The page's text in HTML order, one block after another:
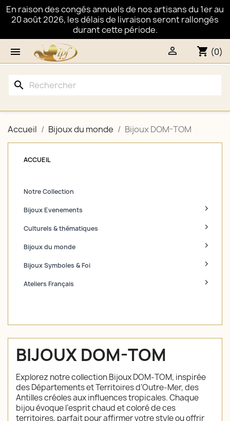
En raison des congés annuels de nos artisans du 1er au
20 août 2026, les délais de livraison seront rallongés
durant cette période.
 shopping_cart (0)

search
Accueil Bijoux du monde Bijoux DOM-TOM
ACCUEIL
Notre Collection
Bijoux Evenements
Culturels & thématiques
Bijoux du monde
Bijoux Symboles & Foi
Ateliers Français
BIJOUX DOM-TOM
Explorez notre collection Bijoux DOM‑TOM, inspirée
des Départements et Territoires d’Outre‑Mer, des
Antilles créoles aux influences tropicales. Chaque
bijou évoque l’esprit chaud et coloré de ces
territoires, parfait pour affirmer votre style ou offrir